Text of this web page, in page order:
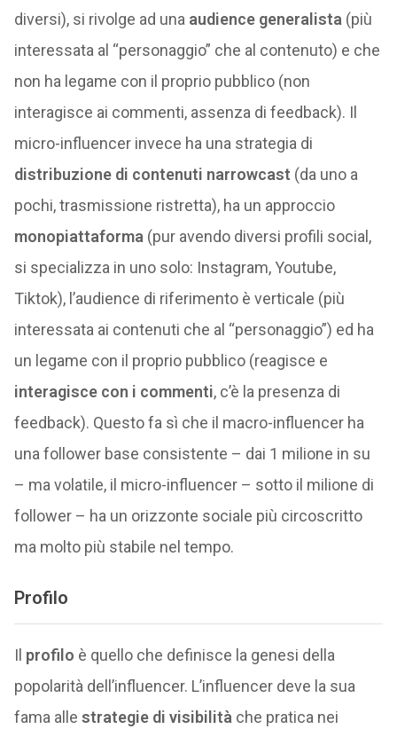
diversi), si rivolge ad una audience generalista (più
interessata al “personaggio” che al contenuto) e che
non ha legame con il proprio pubblico (non
interagisce ai commenti, assenza di feedback). Il
micro-influencer invece ha una strategia di
distribuzione di contenuti narrowcast (da uno a
pochi, trasmissione ristretta), ha un approccio
monopiattaforma (pur avendo diversi profili social,
si specializza in uno solo: Instagram, Youtube,
Tiktok), l’audience di riferimento è verticale (più
interessata ai contenuti che al “personaggio”) ed ha
un legame con il proprio pubblico (reagisce e
interagisce con i commenti, c’è la presenza di
feedback). Questo fa sì che il macro-influencer ha
una follower base consistente – dai 1 milione in su
– ma volatile, il micro-influencer – sotto il milione di
follower – ha un orizzonte sociale più circoscritto
ma molto più stabile nel tempo.
Profilo
Il profilo è quello che definisce la genesi della
popolarità dell’influencer. L’influencer deve la sua
fama alle strategie di visibilità che pratica nei